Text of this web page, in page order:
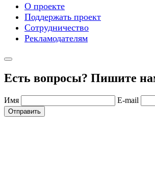
О проекте
Поддержать проект
Сотрудничество
Рекламодателям
Есть вопросы? Пишите
Имя E-mail